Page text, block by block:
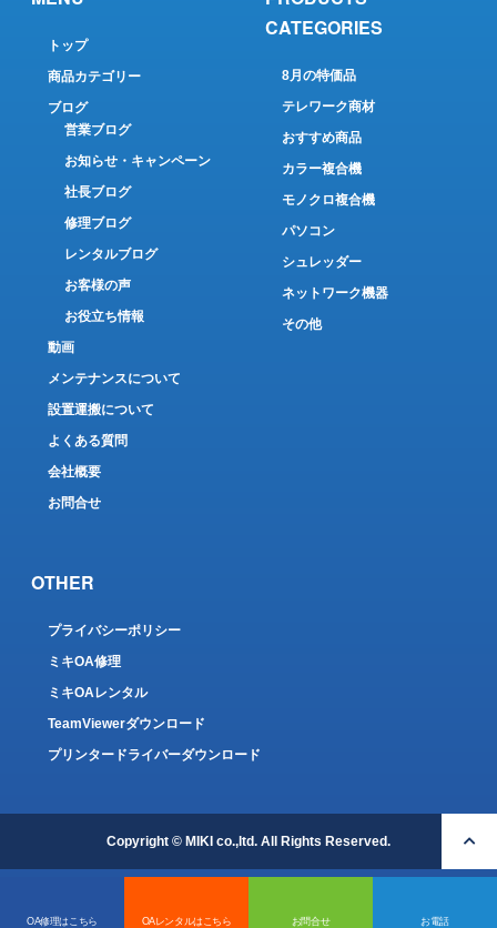
トップ
商品カテゴリー
ブログ
営業ブログ
お知らせ・キャンペーン
社長ブログ
修理ブログ
レンタルブログ
お客様の声
お役立ち情報
動画
メンテナンスについて
設置運搬について
よくある質問
会社概要
お問合せ
CATEGORIES
8月の特価品
テレワーク商材
おすすめ商品
カラー複合機
モノクロ複合機
パソコン
シュレッダー
ネットワーク機器
その他
OTHER
プライバシーポリシー
ミキOA修理
ミキOAレンタル
TeamViewerダウンロード
プリンタードライバーダウンロード
Copyright © MIKI co.,ltd. All Rights Reserved.
OA修理はこちら OAレンタルはこちら お問合せ お電話